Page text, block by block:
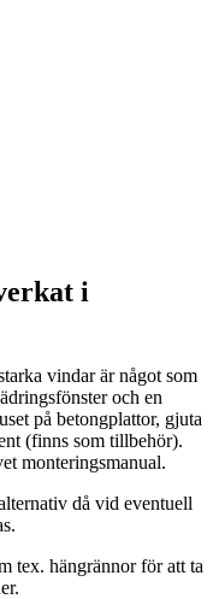
i
vindar är något som
och en
på betongplattor, gjuta
(finns som tillbehör).
monteringsmanual.
då vid eventuell
tex. hängrännor för att ta